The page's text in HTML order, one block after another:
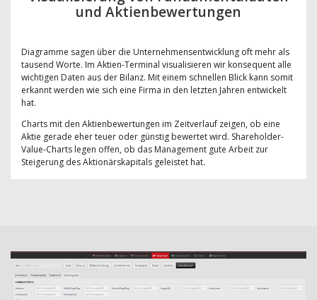
und Aktienbewertungen
Diagramme sagen über die Unternehmensentwicklung oft mehr als
tausend Worte. Im Aktien-Terminal visualisieren wir konsequent alle
wichtigen Daten aus der Bilanz. Mit einem schnellen Blick kann somit
erkannt werden wie sich eine Firma in den letzten Jahren entwickelt
hat.
Charts mit den Aktienbewertungen im Zeitverlauf zeigen, ob eine
Aktie gerade eher teuer oder günstig bewertet wird. Shareholder-
Value-Charts legen offen, ob das Management gute Arbeit zur
Steigerung des Aktionärskapitals geleistet hat.